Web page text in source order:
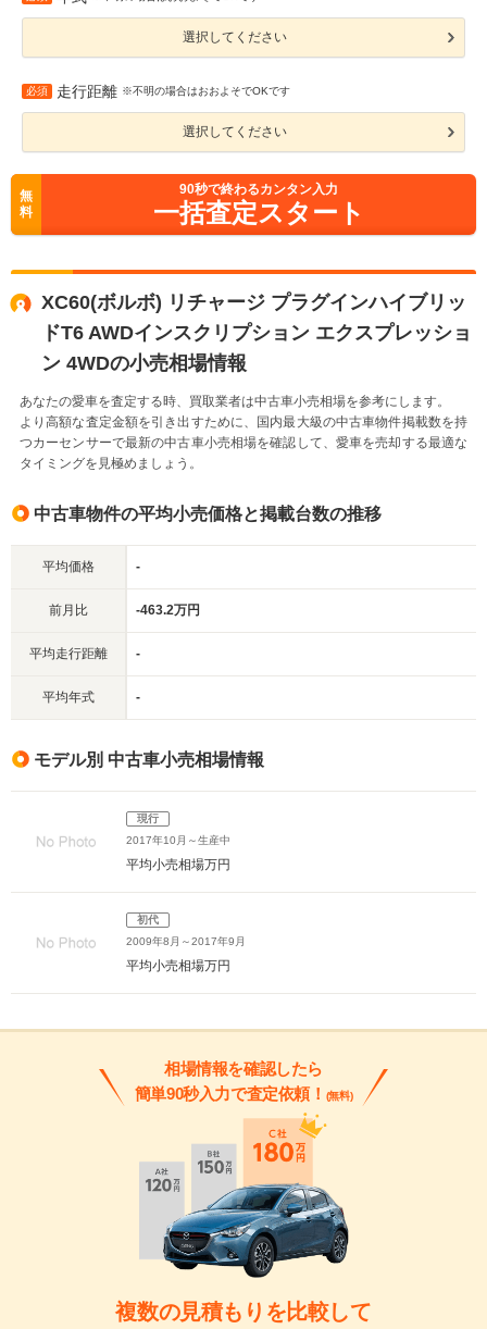
選択してください
必須 走行距離 ※不明の場合はおおよそでOKです
選択してください
無
料
90秒で終わるカンタン入力
一括査定スタート
XC60(ボルボ) リチャージ プラグインハイブリッ
ドT6 AWDインスクリプション エクスプレッショ
ン 4WDの小売相場情報
あなたの愛車を査定する時、買取業者は中古車小売相場を参考にします。
より高額な査定金額を引き出すために、国内最大級の中古車物件掲載数を持
つカーセンサーで最新の中古車小売相場を確認して、愛車を売却する最適な
タイミングを見極めましょう。
中古車物件の平均小売価格と掲載台数の推移
平均価格 -
前月比 -463.2万円
平均走行距離 -
平均年式 -
モデル別 中古車小売相場情報
現行
2017年10月～生産中
平均小売相場万円
初代
2009年8月～2017年9月
平均小売相場万円
相場情報を確認したら
簡単90秒入力で査定依頼！ (無料)
複数の見積もりを比較して